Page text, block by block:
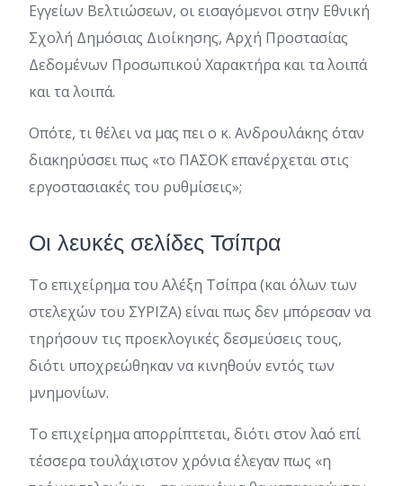
Εγγείων Βελτιώσεων, οι εισαγόμενοι στην Εθνική
Σχολή Δημόσιας Διοίκησης, Αρχή Προστασίας
Δεδομένων Προσωπικού Χαρακτήρα και τα λοιπά
και τα λοιπά.
Οπότε, τι θέλει να μας πει ο κ. Ανδρουλάκης όταν
διακηρύσσει πως «το ΠΑΣΟΚ επανέρχεται στις
εργοστασιακές του ρυθμίσεις»;
Οι λευκές σελίδες Τσίπρα
Το επιχείρημα του Αλέξη Τσίπρα (και όλων των
στελεχών του ΣΥΡΙΖΑ) είναι πως δεν μπόρεσαν να
τηρήσουν τις προεκλογικές δεσμεύσεις τους,
διότι υποχρεώθηκαν να κινηθούν εντός των
μνημονίων.
Το επιχείρημα απορρίπτεται, διότι στον λαό επί
τέσσερα τουλάχιστον χρόνια έλεγαν πως «η